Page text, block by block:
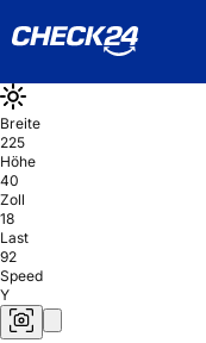
Breite
225
Höhe
40
Zoll
18
Last
92
Speed
Y